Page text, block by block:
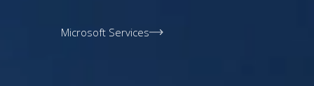
Microsoft Services